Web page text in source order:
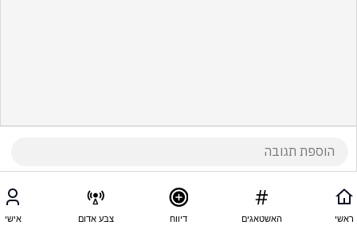
ראשי האשטאגים דיווח צבע אדום אישי